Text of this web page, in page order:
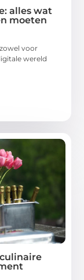
alles wat
moeten
voor
wereld